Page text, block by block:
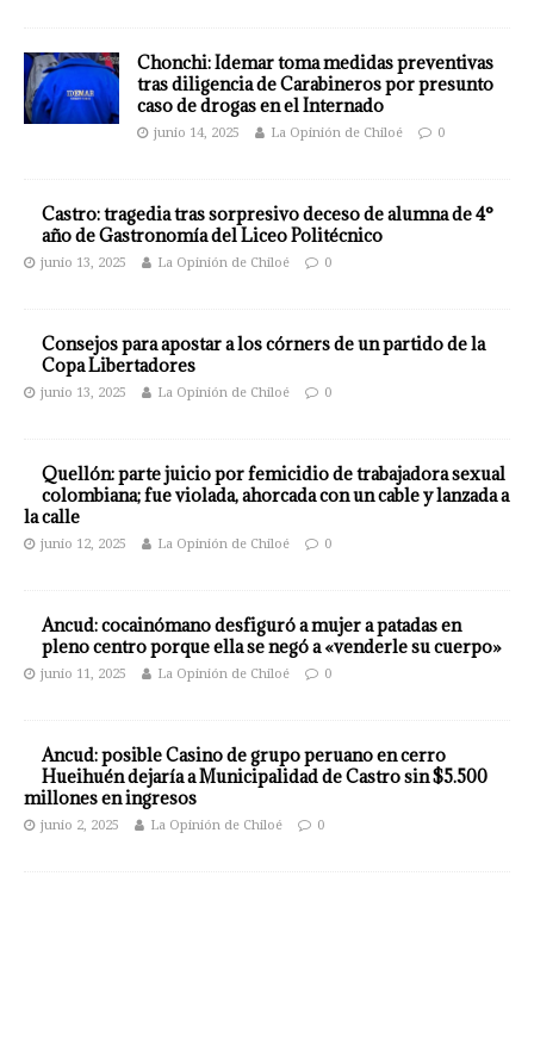
Chonchi: Idemar toma medidas preventivas
tras diligencia de Carabineros por presunto
caso de drogas en el Internado
junio 14, 2025 La Opinión de Chiloé 0
Castro: tragedia tras sorpresivo deceso de alumna de 4°
año de Gastronomía del Liceo Politécnico
junio 13, 2025 La Opinión de Chiloé 0
Consejos para apostar a los córners de un partido de la
Copa Libertadores
junio 13, 2025 La Opinión de Chiloé 0
Quellón: parte juicio por femicidio de trabajadora sexual
colombiana; fue violada, ahorcada con un cable y lanzada a
la calle
junio 12, 2025 La Opinión de Chiloé 0
Ancud: cocainómano desfiguró a mujer a patadas en
pleno centro porque ella se negó a «venderle su cuerpo»
junio 11, 2025 La Opinión de Chiloé 0
Ancud: posible Casino de grupo peruano en cerro
Hueihuén dejaría a Municipalidad de Castro sin $5.500
millones en ingresos
junio 2, 2025 La Opinión de Chiloé 0